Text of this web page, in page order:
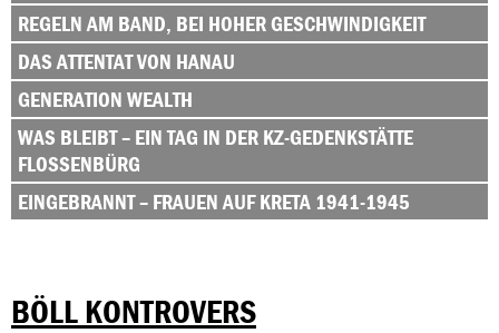
REGELN AM BAND, BEI HOHER GESCHWINDIGKEIT
DAS ATTENTAT VON HANAU
GENERATION WEALTH
WAS BLEIBT – EIN TAG IN DER KZ-GEDENKSTÄTTE
FLOSSENBÜRG
EINGEBRANNT – FRAUEN AUF KRETA 1941-1945
BÖLL KONTROVERS